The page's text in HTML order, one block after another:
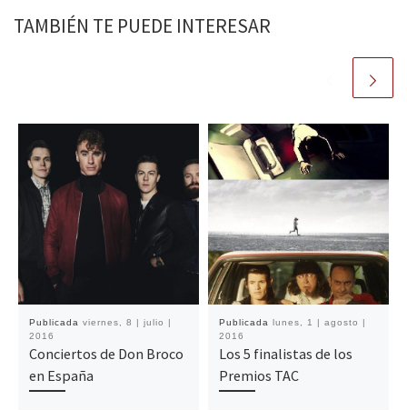
TAMBIÉN TE PUEDE INTERESAR
Publicada viernes, 8 | julio |
2016
Conciertos de Don Broco
en España
Publicada lunes, 1 | agosto |
2016
Los 5 finalistas de los
Premios TAC